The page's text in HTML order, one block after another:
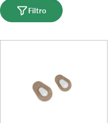
l
z
Filtro